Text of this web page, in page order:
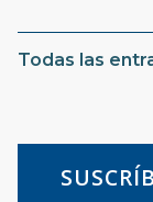
Todas las